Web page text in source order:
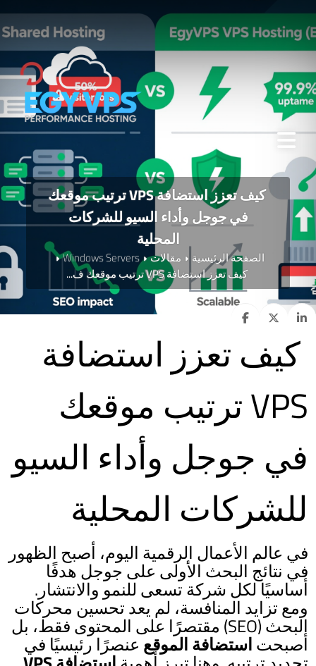
كيف تعزز استضافة VPS ترتيب موقعك
في جوجل وأداء السيو للشركات
المحلية
الصفحة الرئيسية مقالات
Windows Servers
كيف تعزز استضافة VPS ترتيب موقعك ف...
كيف تعزز استضافة
VPS ترتيب موقعك
في جوجل وأداء السيو
للشركات المحلية
في عالم الأعمال الرقمية اليوم، أصبح الظهور
في نتائج البحث الأولى على جوجل هدفًا
أساسيًا لكل شركة تسعى للنمو والانتشار.
ومع تزايد المنافسة، لم يعد تحسين محركات
البحث (SEO) مقتصرًا على المحتوى فقط، بل
أصبحتاستضافة الموقع عنصرًا رئيسيًا في